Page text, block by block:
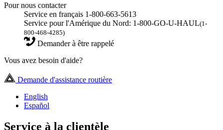
Pour nous contacter
Service en français 1-800-663-5613
Service pour l'Amérique du Nord: 1-800-GO-U-HAUL(1-
800-468-4285)
Demander à être rappelé
Vous avez besoin d'aide?
Demande d'assistance routière
English
Español
Service à la clientèle